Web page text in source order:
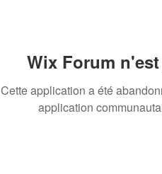
Wix Forum
Cette application a été
application